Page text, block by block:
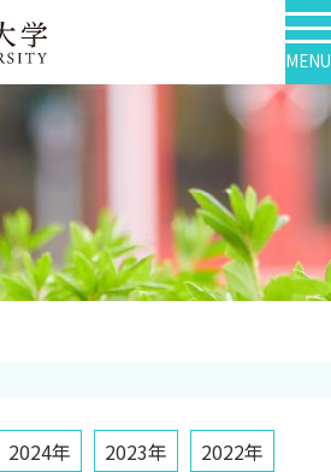
MENU
2024年 2023年
2022年